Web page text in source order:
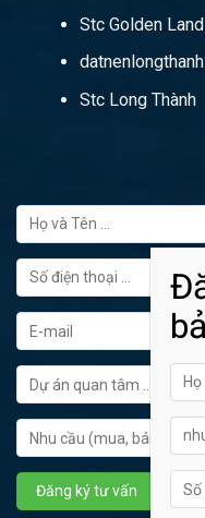
Stc Golden Land
datnenlongthanh
Stc Long Thành